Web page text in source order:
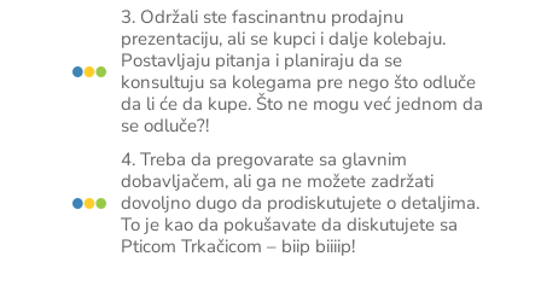
3. Održali ste fascinantnu prodajnu
prezentaciju, ali se kupci i dalje kolebaju.
Postavljaju pitanja i planiraju da se
konsultuju sa kolegama pre nego što odluče
da li će da kupe. Što ne mogu već jednom da
se odluče?!
4. Treba da pregovarate sa glavnim
dobavljačem, ali ga ne možete zadržati
dovoljno dugo da prodiskutujete o detaljima.
To je kao da pokušavate da diskutujete sa
Pticom Trkačicom – biip biiiip!